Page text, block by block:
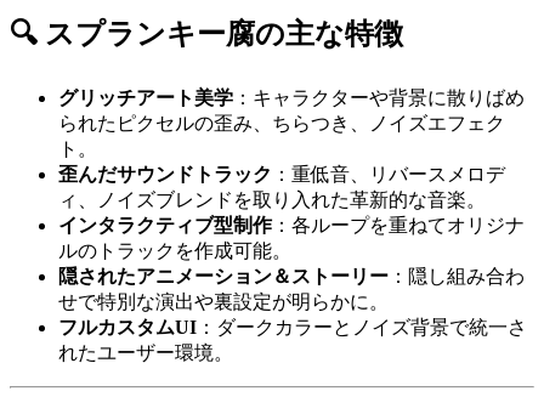
🔍 スプランキー腐の主な特徴
グリッチアート美学 ：キャラクターや背景に散りばめ
られたピクセルの歪み、ちらつき、ノイズエフェク
ト。
歪んだサウンドトラック ：重低音、リバースメロデ
ィ、ノイズブレンドを取り入れた革新的な音楽。
インタラクティブ型制作：各ループを重ねてオリジナ
ルのトラックを作成可能。
隠されたアニメーション＆ストーリー ：隠し組み合わ
せで特別な演出や裏設定が明らかに。
フルカスタムUI ：ダークカラーとノイズ背景で統一さ
れたユーザー環境。